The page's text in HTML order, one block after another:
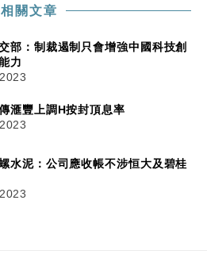
相關文章
部：制裁遏制只會增強中國科技創
力
滙豐上調H按封頂息率
水泥：公司應收帳不涉恒大及碧桂